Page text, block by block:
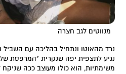
מנווטים לגב חצרה
נרד מהאוטו ונתחיל בהליכה עם השביל
נגיע לתצפית יפה שנקרית "המרפסת
משימתיות, הוא כולו מעוצב ככה שניקח